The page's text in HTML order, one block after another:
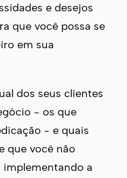
e desejos
que você possa se
em sua
dos seus clientes
- os que
- e quais
que você não
a